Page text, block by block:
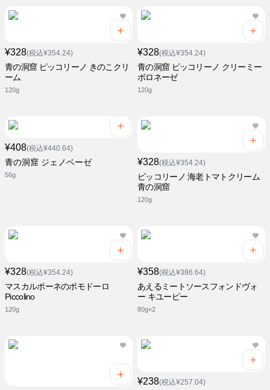
¥328(税込¥354.24)
青の洞窟 ピッコリーノ きのこクリ
ーム
120g
¥328(税込¥354.24)
青の洞窟 ピッコリーノ クリーミー
ボロネーゼ
120g
¥408(税込¥440.64)
青の洞窟 ジェノベーゼ
56g
¥328(税込¥354.24)
ピッコリーノ 海老トマトクリーム
青の洞窟
120g
¥328(税込¥354.24)
マスカルポーネのポモドーロ
Piccolino
120g
¥358(税込¥386.64)
あえるミートソースフォンドヴォ
ー キユーピー
80g×2
¥238(税込¥257.04)